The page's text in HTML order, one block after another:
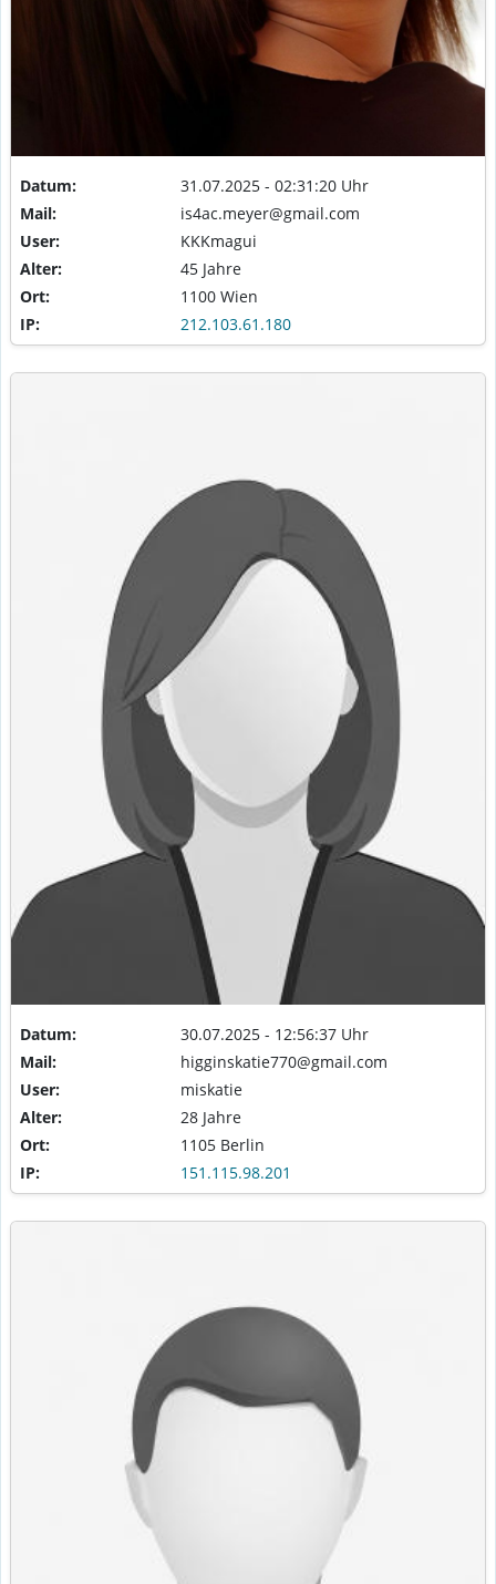
Datum:
31.07.2025 - 02:31:20 Uhr
Mail:
is4ac.meyer@gmail.com
User:
KKKmagui
Alter:
45 Jahre
Ort:
1100 Wien
IP:
212.103.61.180
Datum:
30.07.2025 - 12:56:37 Uhr
Mail:
higginskatie770@gmail.com
User:
miskatie
Alter:
28 Jahre
Ort:
1105 Berlin
IP:
151.115.98.201